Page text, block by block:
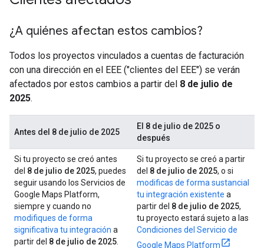
¿A quiénes afectan estos cambios?
Todos los proyectos vinculados a cuentas de facturación
con una dirección en el EEE ("clientes del EEE") se verán
afectados por estos cambios a partir del 8 de julio de
2025.
Antes del 8 de julio de 2025
El 8 de julio de 2025 o
después
Si tu proyecto se creó antes
del 8 de julio de 2025, puedes
seguir usando los Servicios de
Google Maps Platform,
siempre y cuando no
modifiques de forma
significativa tu integración a
partir del 8 de julio de 2025
Si tu proyecto se creó a partir
del 8 de julio de 2025, o si
modificas de forma sustancial
tu integración existente a
partir del 8 de julio de 2025,
tu proyecto estará sujeto a las
Condiciones del Servicio de
Google Maps Platform